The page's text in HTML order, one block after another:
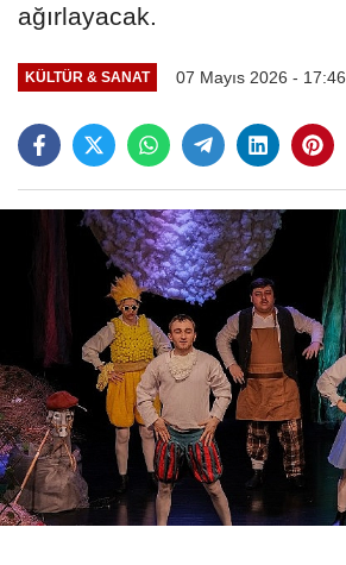
ağırlayacak.
KÜLTÜR & SANAT 07 Mayıs 2026 - 17:46